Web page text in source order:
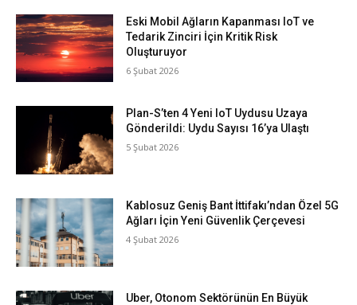
Eski Mobil Ağların Kapanması IoT ve
Tedarik Zinciri İçin Kritik Risk
Oluşturuyor
6 Şubat 2026
Plan-S’ten 4 Yeni IoT Uydusu Uzaya
Gönderildi: Uydu Sayısı 16’ya Ulaştı
5 Şubat 2026
Kablosuz Geniş Bant İttifakı’ndan Özel 5G
Ağları İçin Yeni Güvenlik Çerçevesi
4 Şubat 2026
Uber, Otonom Sektörünün En Büyük